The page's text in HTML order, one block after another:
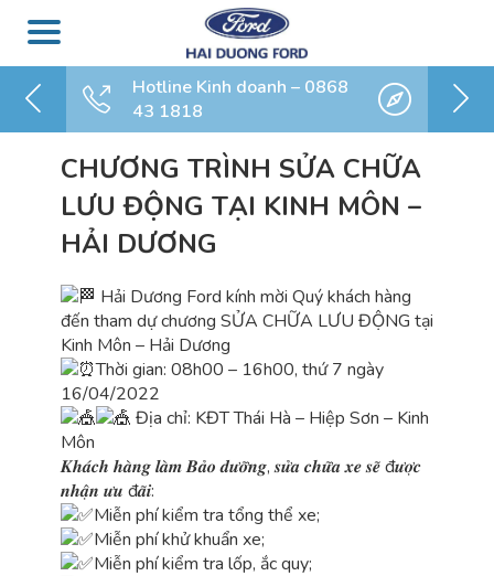
Hotline Kinh doanh – 0868
43 1818
CHƯƠNG TRÌNH SỬA CHỮA
LƯU ĐỘNG TẠI KINH MÔN –
HẢI DƯƠNG
Hải Dương Ford kính mời Quý khách hàng
đến tham dự chương SỬA CHỮA LƯU ĐỘNG tại
Kinh Môn – Hải Dương
Thời gian: 08h00 – 16h00, thứ 7 ngày
16/04/2022
Địa chỉ: KĐT Thái Hà – Hiệp Sơn – Kinh
Môn
𝑲𝒉𝒂́𝒄𝒉 𝒉𝒂̀𝒏𝒈 𝒍𝒂̀𝒎 𝑩𝒂̉𝒐 𝒅𝒖̛𝒐̛̃𝒏𝒈, 𝒔𝒖̛̉𝒂 𝒄𝒉𝒖̛̃𝒂 𝒙𝒆 𝒔𝒆̃ đ𝒖̛𝒐̛̣𝒄
𝒏𝒉𝒂̣̂𝒏 𝒖̛𝒖 đ𝒂̃𝒊:
Miễn phí kiểm tra tổng thể xe;
Miễn phí khử khuẩn xe;
Miễn phí kiểm tra lốp, ắc quy;